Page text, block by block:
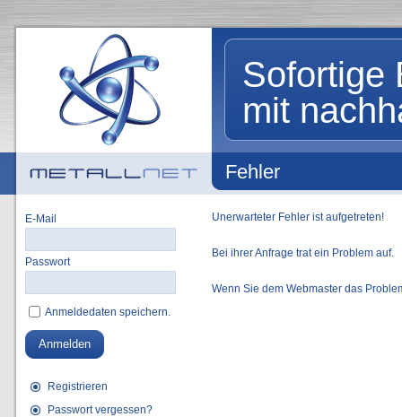
Sofortige
mit
Fehler
E-Mail
Passwort
Anmeldedaten speichern.
Anmelden
Registrieren
Passwort vergessen?
Unerwarteter Fehler ist aufgetreten!
Bei ihrer Anfrage trat ein Problem auf.
Wenn Sie dem Webmaster das